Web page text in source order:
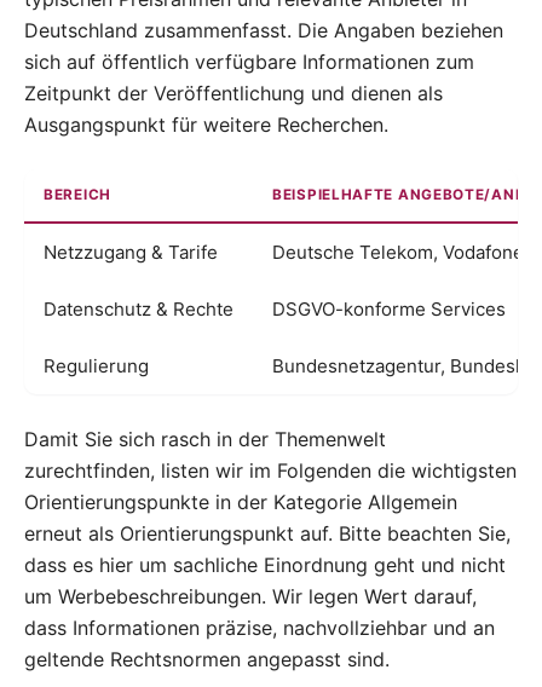
Deutschland zusammenfasst. Die Angaben beziehen
sich auf öffentlich verfügbare Informationen zum
Zeitpunkt der Veröffentlichung und dienen als
Ausgangspunkt für weitere Recherchen.
BEREICH BEISPIELHAFTE ANGEBOTE/
Netzzugang & Tarife Deutsche Telekom, Vodafone
Datenschutz & Rechte DSGVO-konforme Services
Regulierung Bundesnetzagentur,
Damit Sie sich rasch in der Themenwelt
zurechtfinden, listen wir im Folgenden die wichtigsten
Orientierungspunkte in der Kategorie Allgemein
erneut als Orientierungspunkt auf. Bitte beachten Sie,
dass es hier um sachliche Einordnung geht und nicht
um Werbebeschreibungen. Wir legen Wert darauf,
dass Informationen präzise, nachvollziehbar und an
geltende Rechtsnormen angepasst sind.